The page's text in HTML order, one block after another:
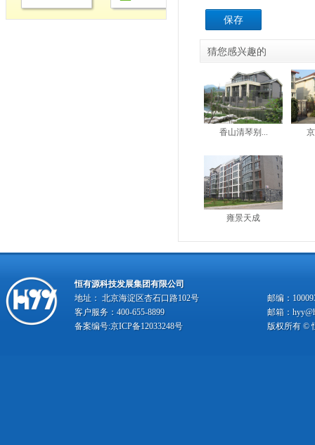
保存
猜您感兴趣的
香山清琴别...
雍景天成
恒有源科技发展集团有限公司
地址： 北京海淀区杏石口路102号
邮编：
客户服务：400-655-8899
邮箱：
备案编号:京ICP备12033248号 版权所有 ©